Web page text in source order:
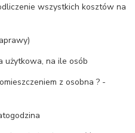
wszystkich kosztów na
użytkowa, na ile osób
z osobna ? -